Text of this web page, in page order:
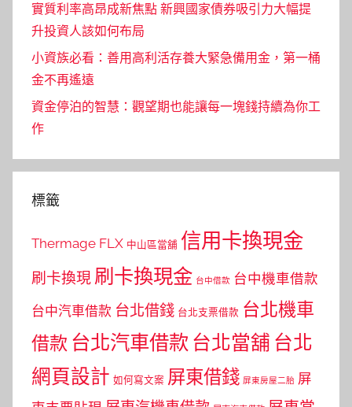
實質利率高昂成新焦點 新興國家債券吸引力大幅提
升投資人該如何布局
小資族必看：善用高利活存養大緊急備用金，第一桶
金不再遙遠
資金停泊的智慧：觀望期也能讓每一塊錢持續為你工
作
標籤
Thermage FLX 中山區當舖 信用卡換現金
刷卡換現 刷卡換現金 台中借款 台中機車借款
台中汽車借款 台北借錢 台北支票借款 台北機車
借款 台北汽車借款 台北當舖 台北
網頁設計 如何寫文案 屏東借錢 屏東房屋二胎 屏